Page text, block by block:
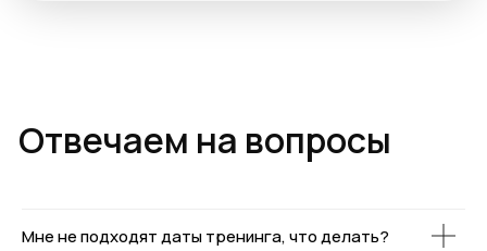
Мне не подходят даты тренинга, что делать?